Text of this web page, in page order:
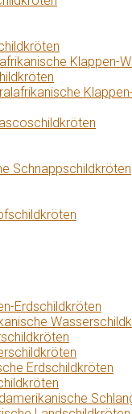
Klappen-
Schnappschildkröten
Erdschildkröten
Erdschildkröten